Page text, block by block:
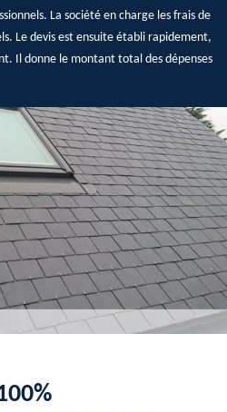
La société en charge les frais de
Le devis est ensuite établi rapidement,
Il donne le montant total des dépenses